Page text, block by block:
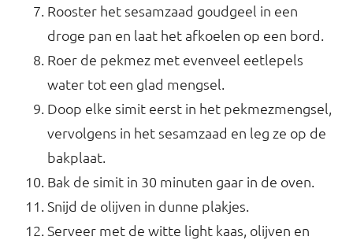
Rooster het sesamzaad goudgeel in een
droge pan en laat het afkoelen op een bord.
Roer de pekmez met evenveel eetlepels
water tot een glad mengsel.
Doop elke simit eerst in het pekmezmengsel,
vervolgens in het sesamzaad en leg ze op de
bakplaat.
Bak de simit in 30 minuten gaar in de oven.
Snijd de olijven in dunne plakjes.
Serveer met de witte light kaas, olijven en